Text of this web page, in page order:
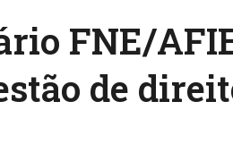
FNE/
de